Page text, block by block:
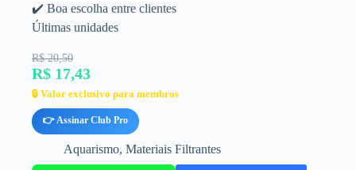
✔️ Boa escolha entre clientes
Últimas unidades
R$ 20,50
R$ 17,43
🔒 Valor exclusivo para membros
👉 Assinar Club Pro
Aquarismo, Materiais Filtrantes